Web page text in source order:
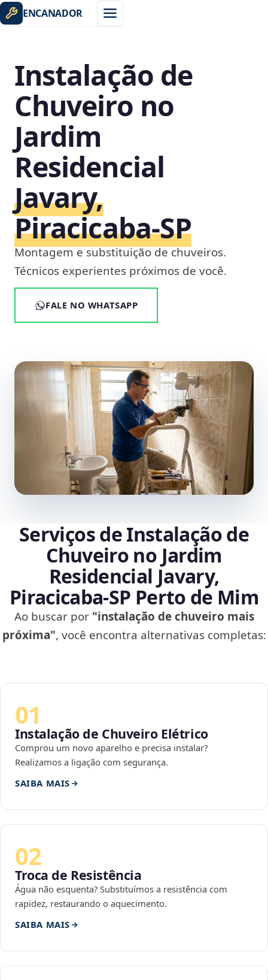
ENCANADOR
Instalação de
Chuveiro no
Jardim
Residencial
Javary,
Piracicaba‑SP
Montagem e substituição de chuveiros.
Técnicos experientes próximos de você.
FALE NO WHATSAPP
Serviços de Instalação de
Chuveiro no Jardim
Residencial Javary,
Piracicaba‑SP Perto de Mim
Ao buscar por "instalação de chuveiro mais
próxima", você encontra alternativas completas:
01
Instalação de Chuveiro Elétrico
Comprou um novo aparelho e precisa instalar?
Realizamos a ligação com segurança.
SAIBA MAIS
02
Troca de Resistência
Água não esquenta? Substituímos a resistência com
rapidez, restaurando o aquecimento.
SAIBA MAIS